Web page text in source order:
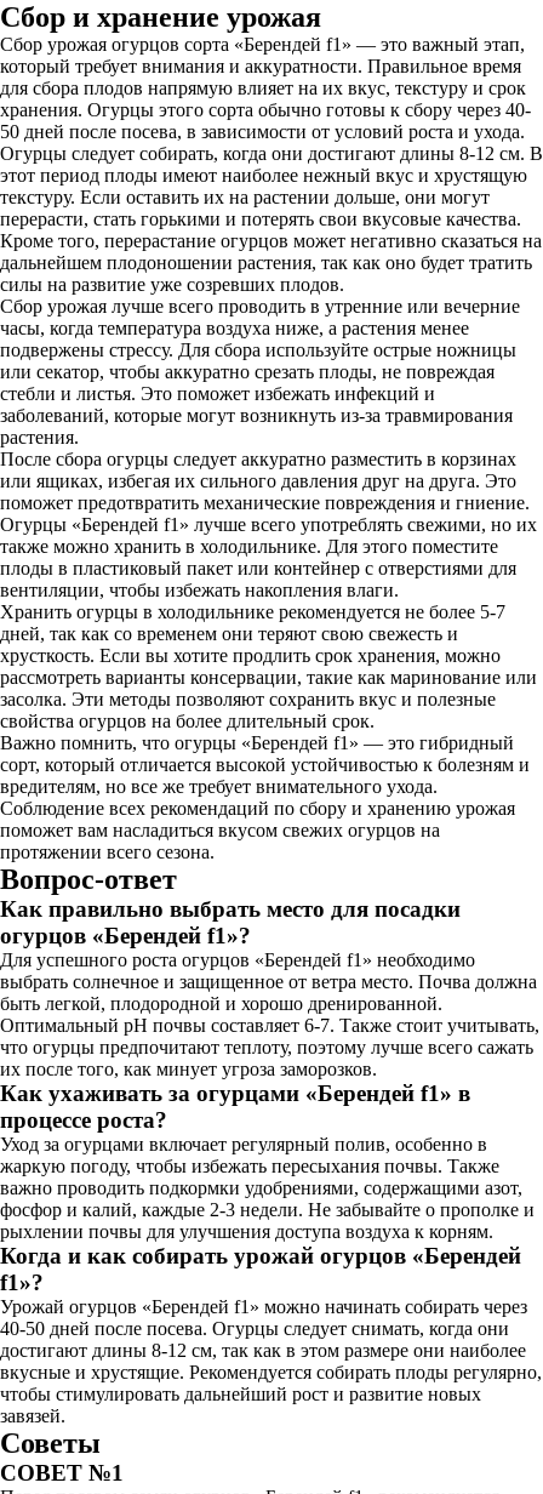
Сбор и хранение урожая
Сбор урожая огурцов сорта «Берендей f1» — это важный этап,
который требует внимания и аккуратности. Правильное время
для сбора плодов напрямую влияет на их вкус, текстуру и срок
хранения. Огурцы этого сорта обычно готовы к сбору через 40-
50 дней после посева, в зависимости от условий роста и ухода.
Огурцы следует собирать, когда они достигают длины 8-12 см. В
этот период плоды имеют наиболее нежный вкус и хрустящую
текстуру. Если оставить их на растении дольше, они могут
перерасти, стать горькими и потерять свои вкусовые качества.
Кроме того, перерастание огурцов может негативно сказаться на
дальнейшем плодоношении растения, так как оно будет тратить
силы на развитие уже созревших плодов.
Сбор урожая лучше всего проводить в утренние или вечерние
часы, когда температура воздуха ниже, а растения менее
подвержены стрессу. Для сбора используйте острые ножницы
или секатор, чтобы аккуратно срезать плоды, не повреждая
стебли и листья. Это поможет избежать инфекций и
заболеваний, которые могут возникнуть из-за травмирования
растения.
После сбора огурцы следует аккуратно разместить в корзинах
или ящиках, избегая их сильного давления друг на друга. Это
поможет предотвратить механические повреждения и гниение.
Огурцы «Берендей f1» лучше всего употреблять свежими, но их
также можно хранить в холодильнике. Для этого поместите
плоды в пластиковый пакет или контейнер с отверстиями для
вентиляции, чтобы избежать накопления влаги.
Хранить огурцы в холодильнике рекомендуется не более 5-7
дней, так как со временем они теряют свою свежесть и
хрусткость. Если вы хотите продлить срок хранения, можно
рассмотреть варианты консервации, такие как маринование или
засолка. Эти методы позволяют сохранить вкус и полезные
свойства огурцов на более длительный срок.
Важно помнить, что огурцы «Берендей f1» — это гибридный
сорт, который отличается высокой устойчивостью к болезням и
вредителям, но все же требует внимательного ухода.
Соблюдение всех рекомендаций по сбору и хранению урожая
поможет вам насладиться вкусом свежих огурцов на
протяжении всего сезона.
Вопрос-ответ
Как правильно выбрать место для посадки
огурцов «Берендей f1»?
Для успешного роста огурцов «Берендей f1» необходимо
выбрать солнечное и защищенное от ветра место. Почва должна
быть легкой, плодородной и хорошо дренированной.
Оптимальный pH почвы составляет 6-7. Также стоит учитывать,
что огурцы предпочитают теплоту, поэтому лучше всего сажать
их после того, как минует угроза заморозков.
Как ухаживать за огурцами «Берендей f1» в
процессе роста?
Уход за огурцами включает регулярный полив, особенно в
жаркую погоду, чтобы избежать пересыхания почвы. Также
важно проводить подкормки удобрениями, содержащими азот,
фосфор и калий, каждые 2-3 недели. Не забывайте о прополке и
рыхлении почвы для улучшения доступа воздуха к корням.
Когда и как собирать урожай огурцов «Берендей
f1»?
Урожай огурцов «Берендей f1» можно начинать собирать через
40-50 дней после посева. Огурцы следует снимать, когда они
достигают длины 8-12 см, так как в этом размере они наиболее
вкусные и хрустящие. Рекомендуется собирать плоды регулярно,
чтобы стимулировать дальнейший рост и развитие новых
завязей.
Советы
СОВЕТ №1